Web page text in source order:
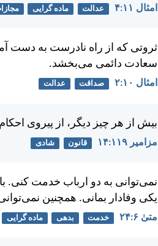
امثال ۱۱:‏۴ عدالت ماده گرایی
ثروتی كه از راه نادرست به دست
سعادت دائمی می‌بخشد.
امثال ۱۰:‏۲ صداقت عدالت
بيش از هر چيز ديگر، از پيروی
مزامير ۱۱۹:‏۱۴ قانون شادی
نمی‌توانی به دو ارباب خدمت كنی.
يكی وفادار بمانی. همچنين
متی‌ٰ ۶:‏۲۴ خدمت بدهی ماده گرایی